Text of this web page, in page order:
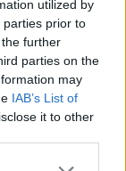
utilized by
parties prior to
further
parties on the
may
IAB’s List of
it to other
a
di